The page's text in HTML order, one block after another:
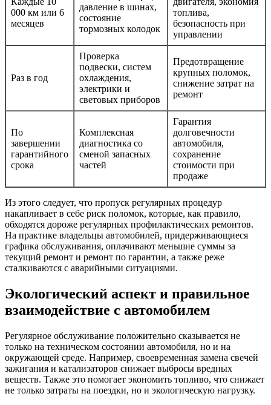
000 км или 6
месяцев
давление в шинах,
состояние
тормозных колодок
топлива,
безопасность при
управлении
Раз в год
Проверка
подвески, систем
охлаждения,
электрики и
световых приборов
Предотвращение
крупных поломок,
снижение затрат на
ремонт
По
завершении
гарантийного
срока
Комплексная
диагностика со
сменой запасных
частей
Гарантия
долговечности
автомобиля,
сохранение
стоимости при
продаже
Из этого следует, что пропуск регулярных процедур
накапливает в себе риск поломок, которые, как правило,
обходятся дороже регулярных профилактических ремонтов.
На практике владельцы автомобилей, придерживающиеся
графика обслуживания, оплачивают меньшие суммы за
текущий ремонт и ремонт по гарантии, а также реже
сталкиваются с аварийными ситуациями.
Экологический аспект и правильное
взаимодействие с автомобилем
Регулярное обслуживание положительно сказывается не
только на техническом состоянии автомобиля, но и на
окружающей среде. Например, своевременная замена свечей
зажигания и катализаторов снижает выбросы вредных
веществ. Также это помогает экономить топливо, что снижает
не только затраты на поездки, но и экологическую нагрузку.